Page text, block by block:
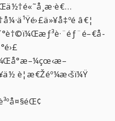
­â€¦
è¦æ€Žéº¼æ‹šï¼Ÿ